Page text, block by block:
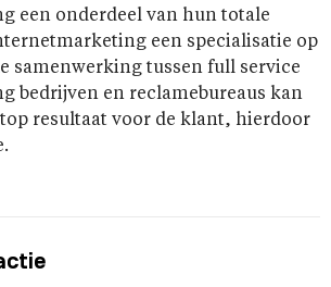
een onderdeel van hun totale
een specialisatie op
samenwerking tussen full service
bedrijven en reclamebureaus kan
resultaat voor de klant, hierdoor